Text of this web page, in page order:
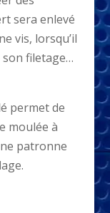
sera enlevé
vis, lorsqu’il
son filetage…
permet de
moulée à
patronne